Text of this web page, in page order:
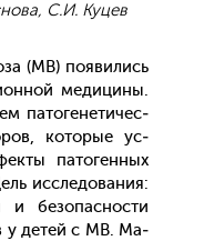
С.И. Куцев
(МВ) по­яви­лись
ме­дици­ны.
па­тоге­нети­чес­
ко­торые ус­
па­тоген­ных
ис­сле­дова­ния:
и бе­зопас­ности
у де­тей с МВ. Ма­